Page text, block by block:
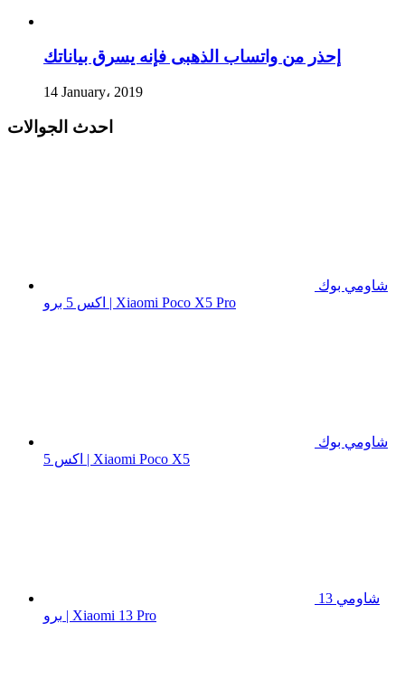
إحذر من واتساب الذهبى فإنه يسرق بياناتك
14 January، 2019
احدث الجوالات
شاومي بوك
اكس 5 برو | Xiaomi Poco X5 Pro
شاومي بوك
اكس 5 | Xiaomi Poco X5
شاومي 13
برو | Xiaomi 13 Pro